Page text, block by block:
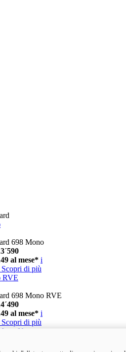
698 Mono
al mese* i
Scopri di più
RVE
698 Mono RVE
al mese* i
Scopri di più
Nera
698 Mono Nera